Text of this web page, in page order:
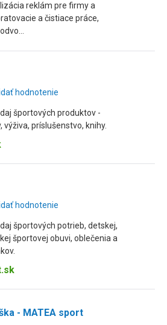
reklám pre firmy a
a čistiace práce,
hodnotenie
športových produktov -
výživa, príslušenstvo, knihy.
hodnotenie
športových potrieb, detskej,
športovej obuvi, oblečenia a
- MATEA sport